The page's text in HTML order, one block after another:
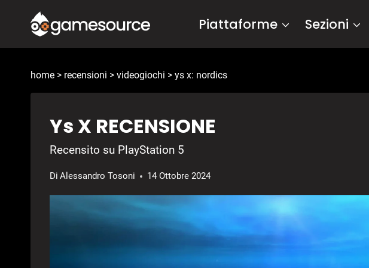
contenuto
Piattaforme Sezioni
home > recensioni > videogiochi > ys x: nordics
Ys X RECENSIONE
Recensito su PlayStation 5
Di Alessandro Tosoni 14 Ottobre 2024